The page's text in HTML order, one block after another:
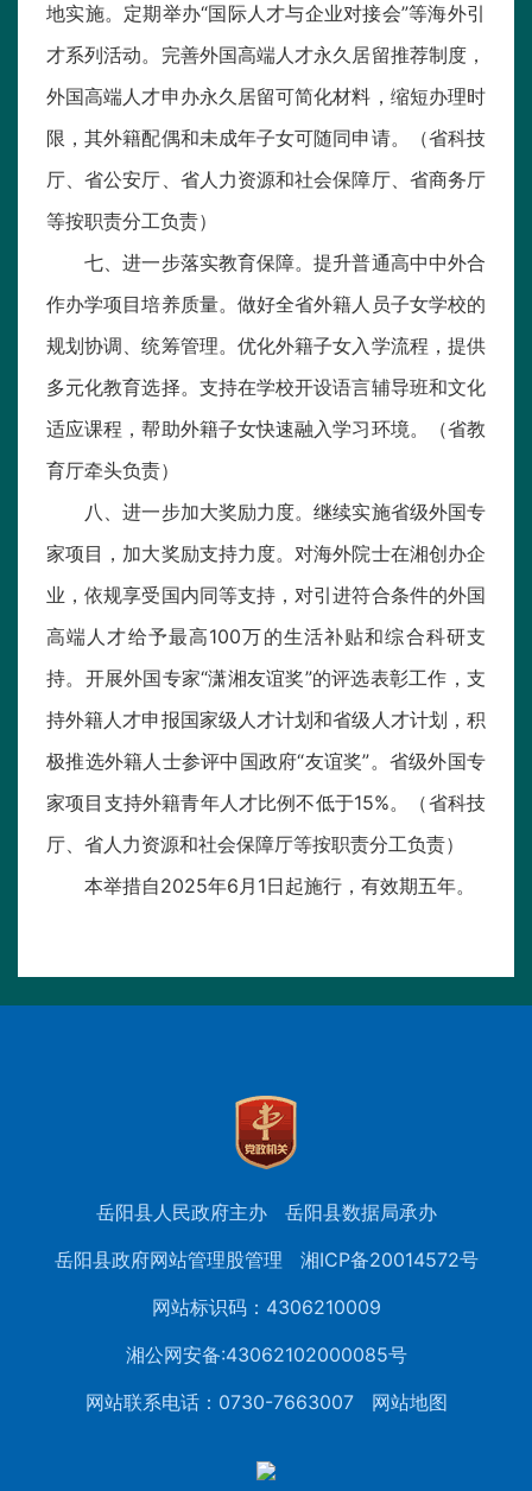
地实施。定期举办“国际人才与企业对接会”等海外引
才系列活动。完善外国高端人才永久居留推荐制度，
外国高端人才申办永久居留可简化材料，缩短办理时
限，其外籍配偶和未成年子女可随同申请。（省科技
厅、省公安厅、省人力资源和社会保障厅、省商务厅
等按职责分工负责）
七、进一步落实教育保障。提升普通高中中外合
作办学项目培养质量。做好全省外籍人员子女学校的
规划协调、统筹管理。优化外籍子女入学流程，提供
多元化教育选择。支持在学校开设语言辅导班和文化
适应课程，帮助外籍子女快速融入学习环境。（省教
育厅牵头负责）
八、进一步加大奖励力度。继续实施省级外国专
家项目，加大奖励支持力度。对海外院士在湘创办企
业，依规享受国内同等支持，对引进符合条件的外国
高端人才给予最高100万的生活补贴和综合科研支
持。开展外国专家“潇湘友谊奖”的评选表彰工作，支
持外籍人才申报国家级人才计划和省级人才计划，积
极推选外籍人士参评中国政府“友谊奖”。省级外国专
家项目支持外籍青年人才比例不低于15%。（省科技
厅、省人力资源和社会保障厅等按职责分工负责）
本举措自2025年6月1日起施行，有效期五年。
岳阳县人民政府主办
岳阳县数据局承办
岳阳县政府网站管理股管理
湘ICP备20014572号
网站标识码：4306210009
湘公网安备:43062102000085号
网站联系电话：0730-7663007
网站地图